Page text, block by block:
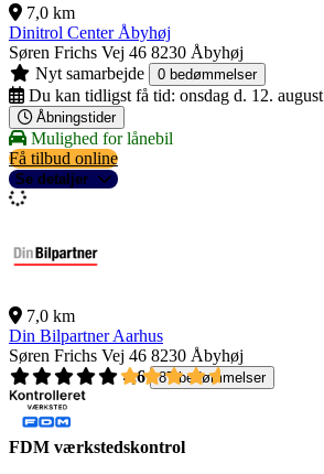
7,0 km
Dinitrol Center Åbyhøj
Søren Frichs Vej 46 8230 Åbyhøj
Nyt samarbejde
0 bedømmelser
Du kan tidligst få tid: onsdag d. 12. august
Åbningstider
Mulighed for lånebil
Få tilbud online
Se detaljer
7,0 km
Din Bilpartner Aarhus
Søren Frichs Vej 46 8230 Åbyhøj
4,6
87 bedømmelser
FDM værkstedskontrol